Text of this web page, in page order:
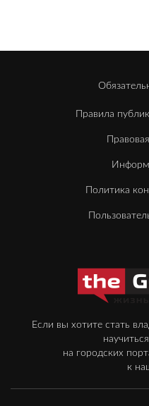
Правила
Политика
Если вы хотите стать
на городских
к